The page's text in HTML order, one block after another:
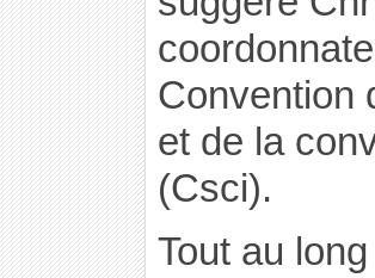
Convention
et de la
(Csci).
Tout au